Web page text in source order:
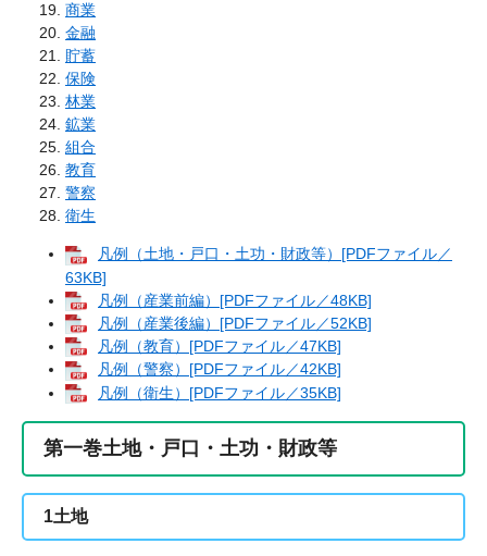
商業
金融
貯蓄
保険
林業
鉱業
組合
教育
警察
衛生
凡例（土地・戸口・土功・財政等）[PDFファイル／
63KB]
凡例（産業前編）[PDFファイル／48KB]
凡例（産業後編）[PDFファイル／52KB]
凡例（教育）[PDFファイル／47KB]
凡例（警察）[PDFファイル／42KB]
凡例（衛生）[PDFファイル／35KB]
第一巻土地・戸口・土功・財政等
1土地